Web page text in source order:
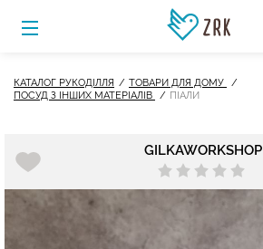
КАТАЛОГ РУКОДІЛЛЯ
ТОВАРИ ДЛЯ ДОМУ
ПОСУД З ІНШИХ МАТЕРІАЛІВ
ПІАЛИ
GILKAWORKSHOP